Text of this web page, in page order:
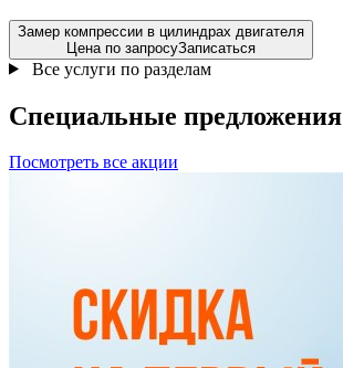
Замер компрессии в цилиндрах двигателя
Цена по запросуЗаписаться
Все услуги по разделам
Специальные предложения
Посмотреть все акции